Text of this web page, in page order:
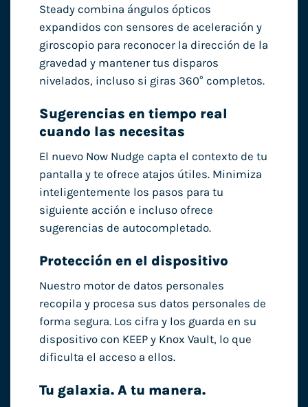
Steady combina ángulos ópticos
expandidos con sensores de aceleración y
giroscopio para reconocer la dirección de la
gravedad y mantener tus disparos
nivelados, incluso si giras 360° completos.
Sugerencias en tiempo real
cuando las necesitas
El nuevo Now Nudge capta el contexto de tu
pantalla y te ofrece atajos útiles. Minimiza
inteligentemente los pasos para tu
siguiente acción e incluso ofrece
sugerencias de autocompletado.
Protección en el dispositivo
Nuestro motor de datos personales
recopila y procesa sus datos personales de
forma segura. Los cifra y los guarda en su
dispositivo con KEEP y Knox Vault, lo que
dificulta el acceso a ellos.
Tu galaxia. A tu manera.